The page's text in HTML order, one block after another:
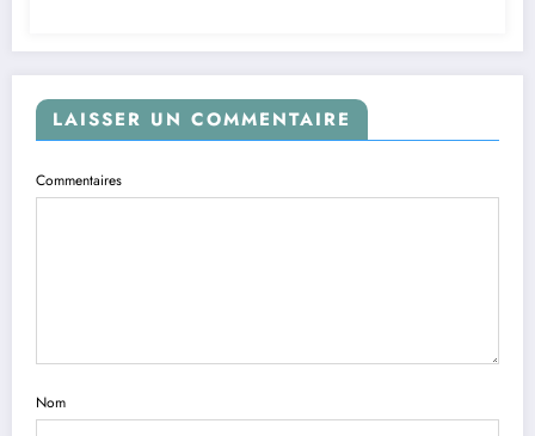
LAISSER UN COMMENTAIRE
Commentaires
Nom